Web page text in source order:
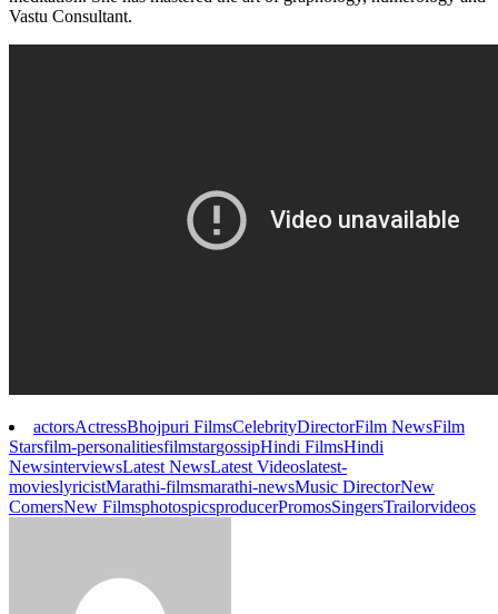
Vastu Consultant.
actorsActressBhojpuri FilmsCelebrityDirectorFilm NewsFilm
Starsfilm-personalitiesfilmstargossipHindi FilmsHindi
NewsinterviewsLatest NewsLatest Videoslatest-
movieslyricistMarathi-filmsmarathi-newsMusic DirectorNew
ComersNew FilmsphotospicsproducerPromosSingersTrailorvideos